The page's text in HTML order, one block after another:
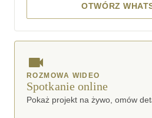
OTWÓRZ
ROZMOWA WIDEO
Spotkanie online
Pokaż projekt na żywo, omów